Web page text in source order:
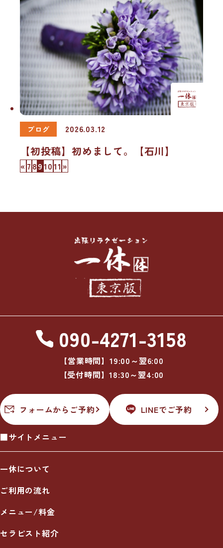
ブログ 2026.03.12
【初投稿】初めまして。【石川】
« 7 891011 »
090-4271-3158
【営業時間】19:00～翌6:00
【受付時間】18:30～翌4:00
フォームからご予約 LINEでご予約
■サイトメニュー
一休について
ご利用の流れ
メニュー/料金
セラピスト紹介